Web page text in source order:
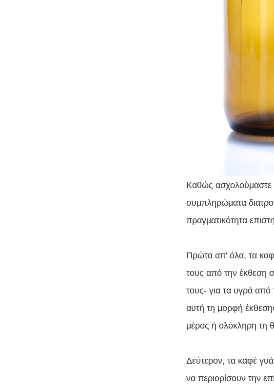
Καθώς ασχολούμαστε
συμπληρώματα
πραγματικότητα
Πρώτα απ' όλα, τα
τους από την έκθεση
τους- για τα υγρά από
αυτή τη μορφή
μέρος ή ολόκληρη τη
Δεύτερον, τα καφέ
να περιορίσουν την